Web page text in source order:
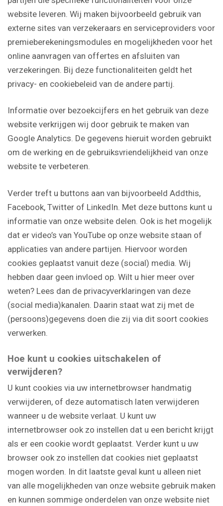
website leveren. Wij maken bijvoorbeeld gebruik van
externe sites van verzekeraars en serviceproviders voor
premieberekeningsmodules en mogelijkheden voor het
online aanvragen van offertes en afsluiten van
verzekeringen. Bij deze functionaliteiten geldt het
privacy- en cookiebeleid van de andere partij.
Informatie over bezoekcijfers en het gebruik van deze
website verkrijgen wij door gebruik te maken van
Google Analytics. De gegevens hieruit worden gebruikt
om de werking en de gebruiksvriendelijkheid van onze
website te verbeteren.
Verder treft u buttons aan van bijvoorbeeld Addthis,
Facebook, Twitter of LinkedIn. Met deze buttons kunt u
informatie van onze website delen. Ook is het mogelijk
dat er video’s van YouTube op onze website staan of
applicaties van andere partijen. Hiervoor worden
cookies geplaatst vanuit deze (social) media. Wij
hebben daar geen invloed op. Wilt u hier meer over
weten? Lees dan de privacyverklaringen van deze
(social media)kanalen. Daarin staat wat zij met de
(persoons)gegevens doen die zij via dit soort cookies
verwerken.
Hoe kunt u cookies uitschakelen of
verwijderen?
U kunt cookies via uw internetbrowser handmatig
verwijderen, of deze automatisch laten verwijderen
wanneer u de website verlaat. U kunt uw
internetbrowser ook zo instellen dat u een bericht krijgt
als er een cookie wordt geplaatst. Verder kunt u uw
browser ook zo instellen dat cookies niet geplaatst
mogen worden. In dit laatste geval kunt u alleen niet
van alle mogelijkheden van onze website gebruik maken
en kunnen sommige onderdelen van onze website niet